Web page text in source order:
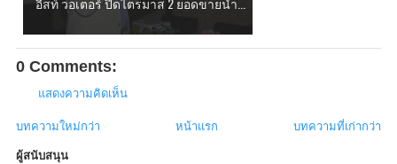
0 Comments:
แสดงความคิดเห็น
บทความใหม่กว่า บทความที่เก่ากว่า
หน้าแรก
ผู้สนับสนุน